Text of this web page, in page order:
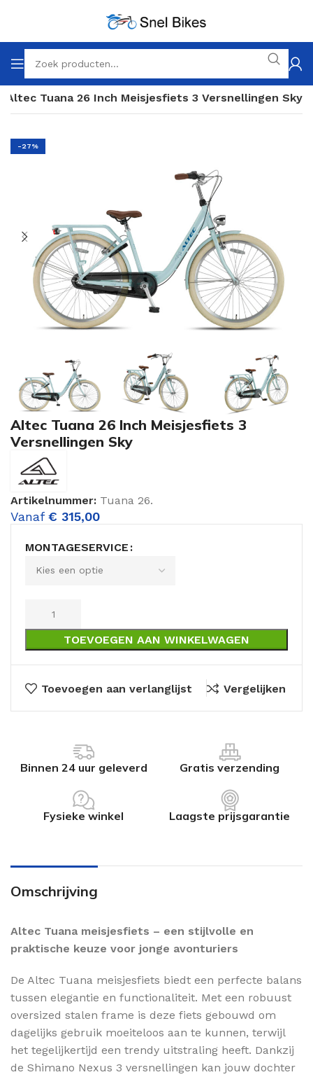
Altec Tuana 26 Inch Meisjesfiets 3 Versnellingen Sky
-27%
Altec Tuana 26 Inch Meisjesfiets 3
Versnellingen Sky
Artikelnummer: Tuana 26.
Vanaf € 315,00
MONTAGESERVICE
TOEVOEGEN AAN WINKELWAGEN
Toevoegen aan verlanglijst Vergelijken
Binnen 24 uur geleverd Gratis verzending
Fysieke winkel Laagste prijsgarantie
Omschrijving
Altec Tuana meisjesfiets – een stijlvolle en
praktische keuze voor jonge avonturiers
De Altec Tuana meisjesfiets biedt een perfecte balans
tussen elegantie en functionaliteit. Met een robuust
oversized stalen frame is deze fiets gebouwd om
dagelijks gebruik moeiteloos aan te kunnen, terwijl
het tegelijkertijd een trendy uitstraling heeft. Dankzij
de Shimano Nexus 3 versnellingen kan jouw dochter